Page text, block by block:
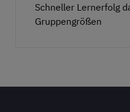
Schneller Lernerfolg
Gruppengrößen